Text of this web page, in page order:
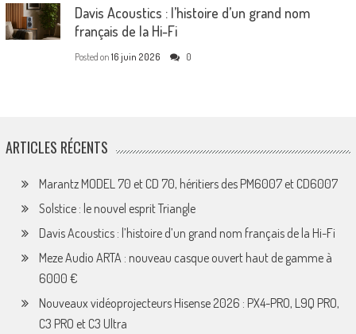
Davis Acoustics : l’histoire d’un grand nom
français de la Hi-Fi
Posted on 16 juin 2026 0
ARTICLES RÉCENTS
Marantz MODEL 70 et CD 70, héritiers des PM6007 et CD6007
Solstice : le nouvel esprit Triangle
Davis Acoustics : l’histoire d’un grand nom français de la Hi-Fi
Meze Audio ARTA : nouveau casque ouvert haut de gamme à
6000 €
Nouveaux vidéoprojecteurs Hisense 2026 : PX4-PRO, L9Q PRO,
C3 PRO et C3 Ultra